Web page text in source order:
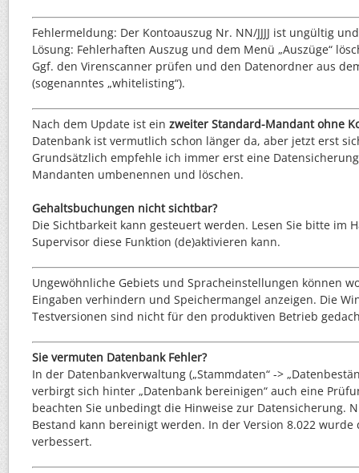
Fehlermeldung: Der Kontoauszug Nr. NN/JJJJ ist ungültig
Lösung: Fehlerhaften Auszug und dem Menü „Auszüge“
Ggf. den Virenscanner prüfen und den Datenordner aus
(sogenanntes „whitelisting“).
Nach dem Update ist ein zweiter Standard-Mandant ohne
Datenbank ist vermutlich schon länger da, aber jetzt erst
Grundsätzlich empfehle ich immer erst eine
Mandanten umbenennen und löschen.
Gehaltsbuchungen nicht sichtbar?
Die Sichtbarkeit kann gesteuert werden. Lesen Sie bitte im
Supervisor diese Funktion (de)aktivieren kann.
Ungewöhnliche Gebiets und Spracheinstellungen können
Eingaben verhindern und Speichermangel anzeigen. Die
Testversionen sind nicht für den produktiven Betrieb
Sie vermuten Datenbank Fehler?
In der Datenbankverwaltung („Stammdaten“ ->
verbirgt sich hinter „Datenbank bereinigen“ auch eine
beachten Sie unbedingt die Hinweise zur Datensicherung.
Bestand kann bereinigt werden. In der Version 8.022
verbessert.